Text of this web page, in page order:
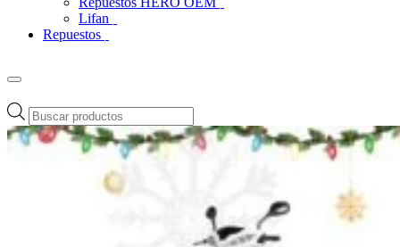
Lifan
Repuestos
Búsqueda
de
productos